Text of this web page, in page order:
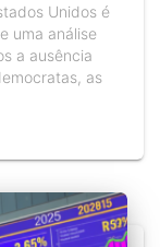
Unidos é
uma análise
a ausência
as